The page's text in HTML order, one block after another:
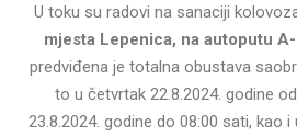
U toku su radovi na sanaciji
mjesta Lepenica, na autoputu
predviđena je totalna obustava
to u četvrtak 22.8.2024. godine
23.8.2024. godine do 08:00 sati, kao i